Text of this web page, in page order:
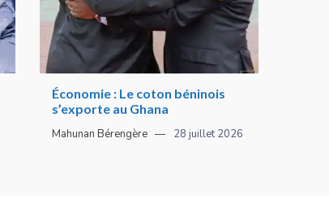
Économie : Le coton béninois
s’exporte au Ghana
Mahunan Bérengère 28 juillet 2026